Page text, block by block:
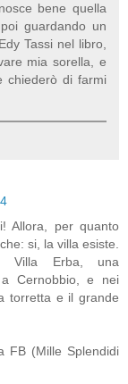
bene quella
guardando un
Tassi nel libro,
mia sorella, e
chiederò di farmi
Allora, per quanto
si, la villa esiste.
Villa Erba, una
Cernobbio, e nei
torretta e il grande
FB (Mille Splendidi